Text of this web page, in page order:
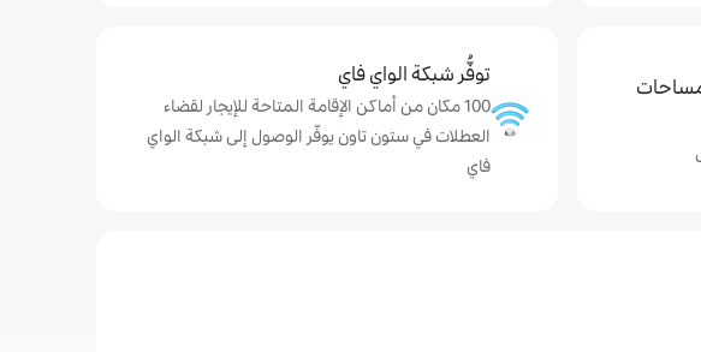
مساحات
توفُّر شبكة الواي فاي
100 مكان من أماكن الإقامة المتاحة للإيجار لقضاء
العطلات في ستون تاون يوفّر الوصول إلى شبكة الواي
فاي